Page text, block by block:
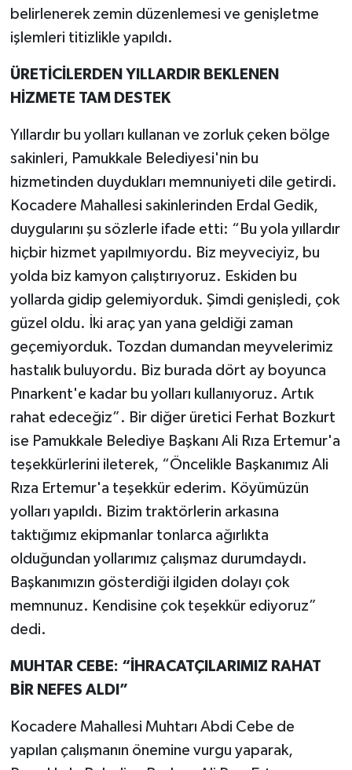
belirlenerek zemin düzenlemesi ve genişletme
işlemleri titizlikle yapıldı.
ÜRETİCİLERDEN YILLARDIR BEKLENEN
HİZMETE TAM DESTEK
Yıllardır bu yolları kullanan ve zorluk çeken bölge
sakinleri, Pamukkale Belediyesi'nin bu
hizmetinden duydukları memnuniyeti dile getirdi.
Kocadere Mahallesi sakinlerinden Erdal Gedik,
duygularını şu sözlerle ifade etti: “Bu yola yıllardır
hiçbir hizmet yapılmıyordu. Biz meyveciyiz, bu
yolda biz kamyon çalıştırıyoruz. Eskiden bu
yollarda gidip gelemiyorduk. Şimdi genişledi, çok
güzel oldu. İki araç yan yana geldiği zaman
geçemiyorduk. Tozdan dumandan meyvelerimiz
hastalık buluyordu. Biz burada dört ay boyunca
Pınarkent'e kadar bu yolları kullanıyoruz. Artık
rahat edeceğiz”. Bir diğer üretici Ferhat Bozkurt
ise Pamukkale Belediye Başkanı Ali Rıza Ertemur'a
teşekkürlerini ileterek, “Öncelikle Başkanımız Ali
Rıza Ertemur'a teşekkür ederim. Köyümüzün
yolları yapıldı. Bizim traktörlerin arkasına
taktığımız ekipmanlar tonlarca ağırlıkta
olduğundan yollarımız çalışmaz durumdaydı.
Başkanımızın gösterdiği ilgiden dolayı çok
memnunuz. Kendisine çok teşekkür ediyoruz”
dedi.
MUHTAR CEBE: “İHRACATÇILARIMIZ RAHAT
BİR NEFES ALDI”
Kocadere Mahallesi Muhtarı Abdi Cebe de
yapılan çalışmanın önemine vurgu yaparak,